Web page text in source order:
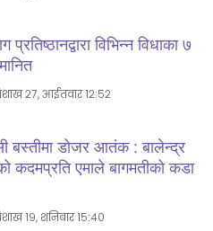
प्रतिष्ठानद्वारा विभिन्न विधाका ७
२७, आईतवार १२:५२
बस्तीमा डोजर आतंक : बालेन्द्र
कदमप्रति एमाले बागमतीको कडा
१९, शनिबार १५:४०